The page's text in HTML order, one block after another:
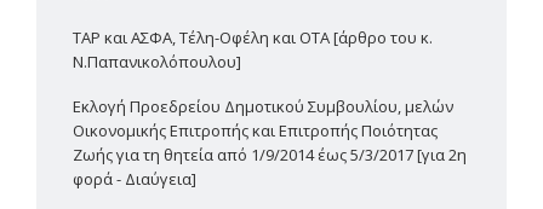
TAP και ΑΣΦΑ, Τέλη-Οφέλη και ΟΤΑ [άρθρο του κ.
Ν.Παπανικολόπουλου]
Εκλογή Προεδρείου Δημοτικού Συμβουλίου, μελών
Οικονομικής Επιτροπής και Επιτροπής Ποιότητας
Ζωής για τη θητεία από 1/9/2014 έως 5/3/2017 [για 2η
φορά - Διαύγεια]